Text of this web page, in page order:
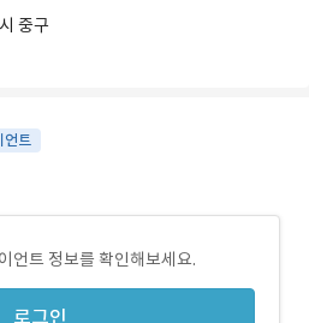
중구
언트
언트 정보를 확인해보세요.
로그인